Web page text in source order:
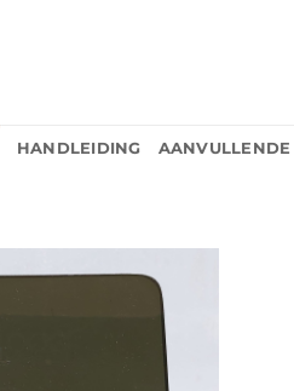
HANDLEIDING AANVULLENDE